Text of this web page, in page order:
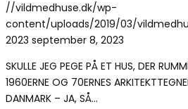
//vildmedhuse.dk/wp-
content/uploads/2019/03/
2023 september 8, 2023
SKULLE JEG PEGE PÅ ET HUS, DER
1960ERNE OG 70ERNES
DANMARK – JA, SÅ…